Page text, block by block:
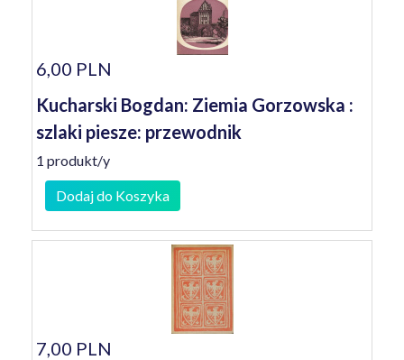
6,00 PLN
Kucharski Bogdan: Ziemia Gorzowska :
szlaki piesze: przewodnik
1 produkt/y
Dodaj do Koszyka
7,00 PLN